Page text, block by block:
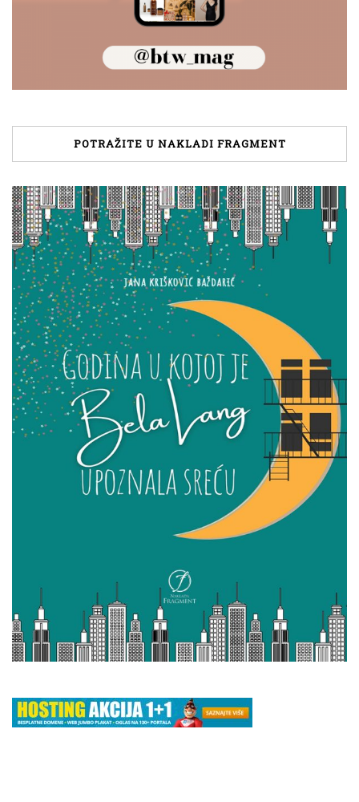
POTRAŽITE U NAKLADI FRAGMENT